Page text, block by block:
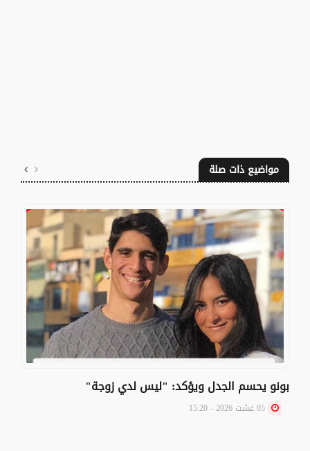
مواضيع ذات صلة
بونو يحسم الجدل ويؤكد: "ليس لدي زوجة"